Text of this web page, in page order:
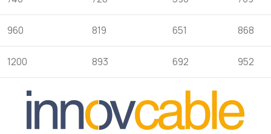
960 819 651 868
1200 893 692 952